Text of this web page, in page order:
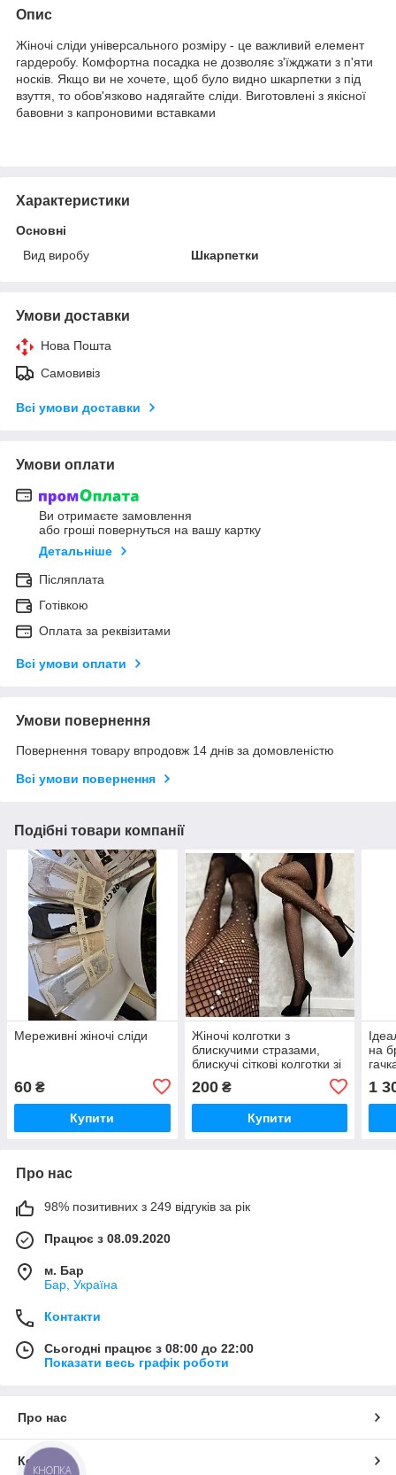
Опис
Жіночі сліди універсального розміру - це важливий елемент
гардеробу. Комфортна посадка не дозволяє з'їжджати з п'яти
носків. Якщо ви не хочете, щоб було видно шкарпетки з під
взуття, то обов'язково надягайте сліди. Виготовлені з якісної
бавовни з капроновими вставками
Характеристики
Основні
Вид виробу
Шкарпетки
Умови доставки
Нова Пошта
Самовивіз
Всі умови доставки
Умови оплати
Ви отримаєте замовлення
або гроші повернуться на вашу картку
Детальніше
Післяплата
Готівкою
Оплата за реквізитами
Всі умови оплати
Умови повернення
Повернення товару впродовж 14 днів за домовленістю
Всі умови повернення
Подібні товари компанії
Мереживні жіночі сліди
60 ₴
Купити
Жіночі колготки з
блискучими стразами,
блискучі сіткові колготки зі
стразами, колготки з камін
200₴
Купити
на
1
Про нас
98% позитивних з 249 відгуків за рік
Працює з 08.09.2020
м. Бар
Бар, Україна
Контакти
Сьогодні працює з 08:00 до 22:00
Показати весь графік роботи
Про нас
Контакти
КНОПКА